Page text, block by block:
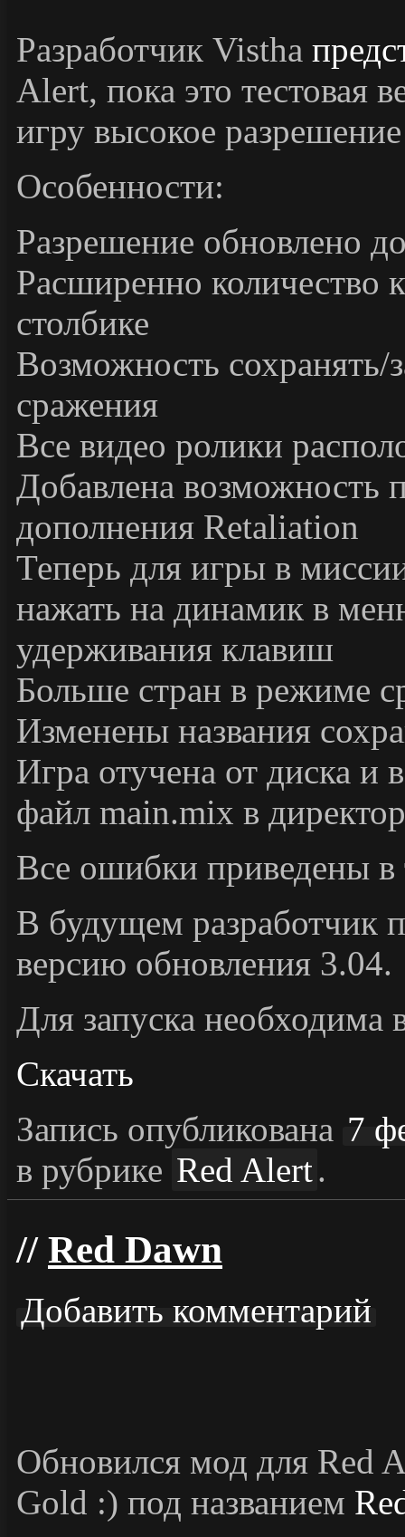
Разработчик Vistha
Alert, пока это тестовая
игру высокое
Особенности:
Разрешение обновлено
Расширенно количество
столбике
Возможность сохранять/
сражения
Все видео ролики
Добавлена возможность
дополнения Retaliation
Теперь для игры в
нажать на динамик в
удерживания клавиш
Больше стран в режиме
Изменены названия
Игра отучена от диска и
файл main.mix в
Все ошибки приведены в
В будущем разработчик
версию обновления 3.04.
Для запуска необходима
Скачать
Запись опубликована 7
в рубрике Red Alert.
Red Dawn
Добавить комментарий
Обновился мод для Red
Gold :) под названием